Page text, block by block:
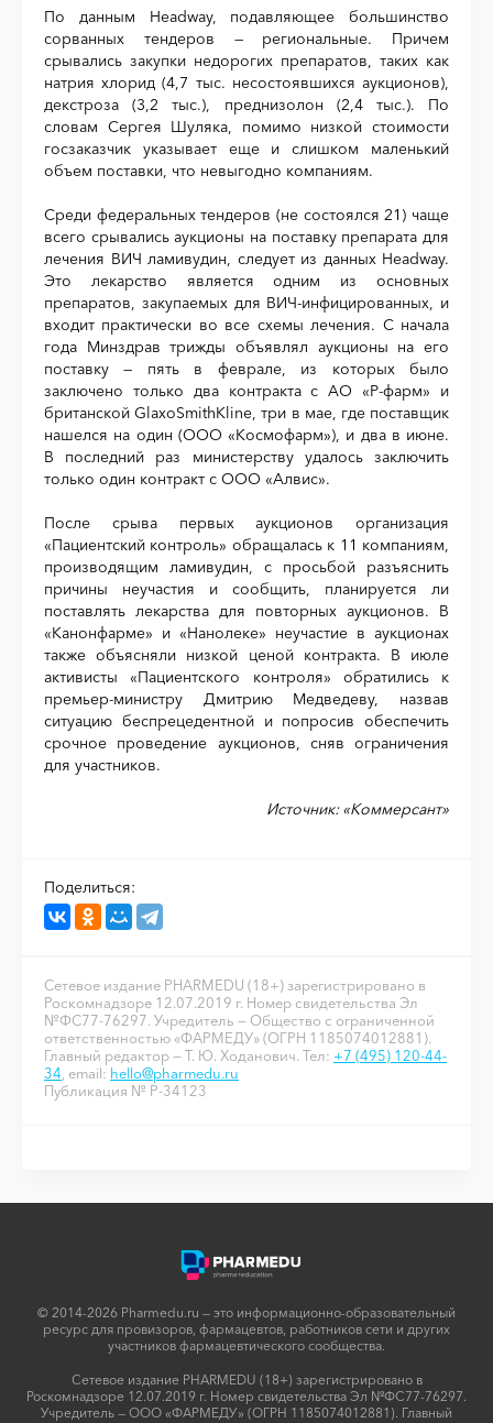
По данным Headway, подавляющее большинство
сорванных тендеров — региональные. Причем
срывались закупки недорогих препаратов, таких как
натрия хлорид (4,7 тыс. несостоявшихся аукционов),
декстроза (3,2 тыс.), преднизолон (2,4 тыс.). По
словам Сергея Шуляка, помимо низкой стоимости
госзаказчик указывает еще и слишком маленький
объем поставки, что невыгодно компаниям.
Среди федеральных тендеров (не состоялся 21) чаще
всего срывались аукционы на поставку препарата для
лечения ВИЧ ламивудин, следует из данных Headway.
Это лекарство является одним из основных
препаратов, закупаемых для ВИЧ-инфицированных, и
входит практически во все схемы лечения. С начала
года Минздрав трижды объявлял аукционы на его
поставку — пять в феврале, из которых было
заключено только два контракта с АО «Р-фарм» и
британской GlaxoSmithKline, три в мае, где поставщик
нашелся на один (ООО «Космофарм»), и два в июне.
В последний раз министерству удалось заключить
только один контракт с ООО «Алвис».
После срыва первых аукционов организация
«Пациентский контроль» обращалась к 11 компаниям,
производящим ламивудин, с просьбой разъяснить
причины неучастия и сообщить, планируется ли
поставлять лекарства для повторных аукционов. В
«Канонфарме» и «Нанолеке» неучастие в аукционах
также объясняли низкой ценой контракта. В июле
активисты «Пациентского контроля» обратились к
премьер-министру Дмитрию Медведеву, назвав
ситуацию беспрецедентной и попросив обеспечить
срочное проведение аукционов, сняв ограничения
для участников.
Источник: «Коммерсант»
Поделиться:
Сетевое издание PHARMEDU (18+) зарегистрировано в
Роскомнадзоре 12.07.2019 г. Номер свидетельства Эл
№ФС77-76297. Учредитель — Общество с ограниченной
ответственностью «ФАРМЕДУ» (ОГРН 1185074012881).
Главный редактор — Т. Ю. Ходанович. Тел: +7 (495) 120-44-
34 , email: hello@pharmedu.ru
Публикация № P-34123
© 2014-2026 Pharmedu.ru — это информационно-образовательный
ресурс для провизоров, фармацевтов, работников сети и других
участников фармацевтического сообщества.
Сетевое издание PHARMEDU (18+) зарегистрировано в
Роскомнадзоре 12.07.2019 г. Номер свидетельства Эл №ФС77-76297.
Учредитель — ООО «ФАРМЕДУ» (ОГРН 1185074012881). Главный